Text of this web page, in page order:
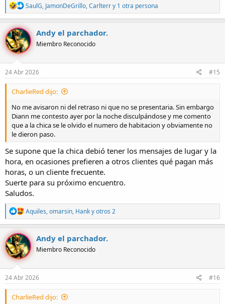
R
e
a
c
c
i
o
n
e
s
SaulG, JamonDeGrillo,Carlterry 1 otra persona
Andy el parchador.
Miembro Reconocido
24 Abr 2026 #15
CharlieRed dijo:
No me avisaron ni del retraso ni que no se presentaria. Sin embargo
Diann me contesto ayer por la noche disculpándose y me comento
que a la chica se le olvido el numero de habitacion y obviamente no
le dieron paso.
Se supone que la chica debió tener los mensajes de lugar y la
hora, en ocasiones prefieren a otros clientes qué pagan más
horas, o un cliente frecuente.
Suerte para su próximo encuentro.
Saludos.
R
e
a
c
c
i
o
n
e
s
Aquiles,omarsin, Hanky otros 2
Andy el parchador.
Miembro Reconocido
24 Abr 2026 #16
CharlieRed dijo: